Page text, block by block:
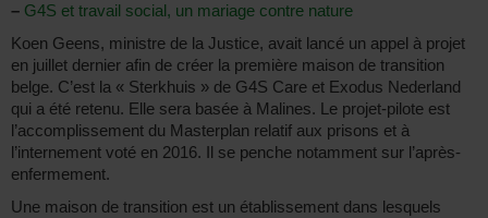
– G4S et travail social, un mariage contre nature
Koen Geens, ministre de la Justice, avait lancé un appel à projet
en juillet dernier afin de créer la première maison de transition
belge. C’est la « Sterkhuis » de G4S Care et Exodus Nederland
qui a été retenu. Elle sera basée à Malines. Le projet-pilote est
l’accomplissement du Masterplan relatif aux prisons et à
l’internement voté en 2016. Il se penche notamment sur l’après-
enfermement.
Une maison de transition est un établissement dans lesquels